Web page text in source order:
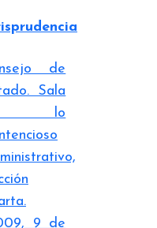
de
Sala
lo
9 de